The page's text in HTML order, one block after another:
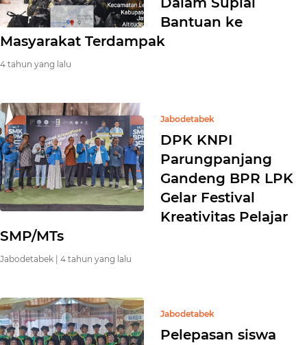
Bantuan ke
Masyarakat Terdampak
4 tahun yang lalu
Jabodetabek
DPK KNPI
Parungpanjang
Gandeng BPR LPK
Gelar Festival
Kreativitas Pelajar
SMP/MTs
Jabodetabek | 4 tahun yang lalu
Jabodetabek
Pelepasan siswa